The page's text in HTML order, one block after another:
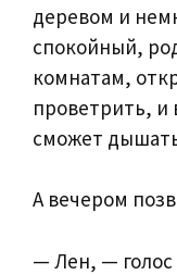
деревом и
спокойный,
комнатам,
проветрить, и
сможет
А вечером
— Лен, — голос